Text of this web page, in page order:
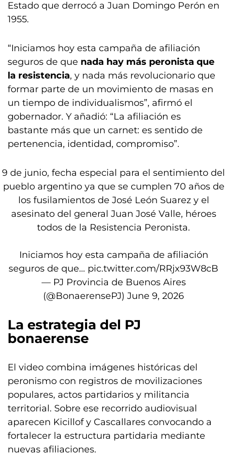
Estado que derrocó a Juan Domingo Perón en
1955.
“Iniciamos hoy esta campaña de afiliación
seguros de que nada hay más peronista que
la resistencia, y nada más revolucionario que
formar parte de un movimiento de masas en
un tiempo de individualismos”, afirmó el
gobernador. Y añadió: “La afiliación es
bastante más que un carnet: es sentido de
pertenencia, identidad, compromiso”.
9 de junio, fecha especial para el sentimiento del
pueblo argentino ya que se cumplen 70 años de
los fusilamientos de José León Suarez y el
asesinato del general Juan José Valle, héroes
todos de la Resistencia Peronista.
Iniciamos hoy esta campaña de afiliación
seguros de que… pic.twitter.com/RRjx93W8cB
— PJ Provincia de Buenos Aires
(@BonaerensePJ) June 9, 2026
La estrategia del PJ
bonaerense
El video combina imágenes históricas del
peronismo con registros de movilizaciones
populares, actos partidarios y militancia
territorial. Sobre ese recorrido audiovisual
aparecen Kicillof y Cascallares convocando a
fortalecer la estructura partidaria mediante
nuevas afiliaciones.